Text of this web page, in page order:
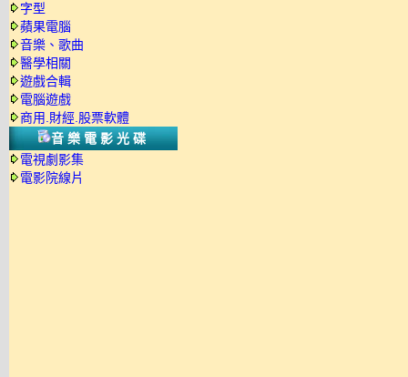
字型
蘋果電腦
音樂、歌曲
醫學相關
遊戲合輯
電腦遊戲
商用.財經.股票軟體
音樂電影光碟
電視劇影集
電影院線片